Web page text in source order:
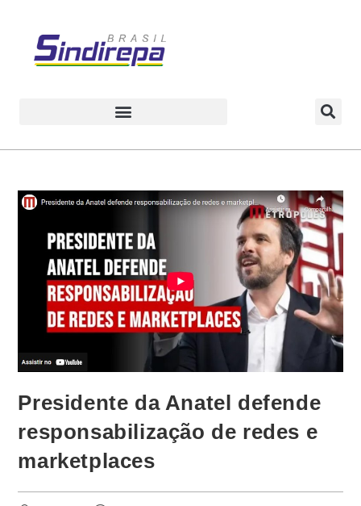
Presidente da Anatel defende
responsabilização de redes e
marketplaces